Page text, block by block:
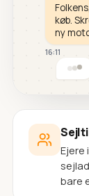
køb.
ny
16:11
Ejere
bare